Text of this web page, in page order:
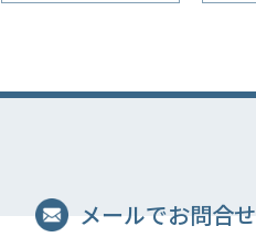
メールでお問合せ